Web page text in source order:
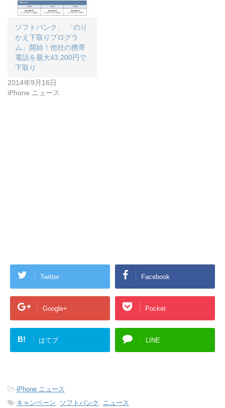
ソフトバンク、 「のり
かえ下取りプログラ
ム」開始！他社の携帯
電話を最大43,200円で
下取り
2014年9月16日
iPhone ニュース
Twitter Facebook
Google+ Pocket
B! はてブ LINE
-iPhone ニュース
-キャンペーン, ソフトバンク , ニュース